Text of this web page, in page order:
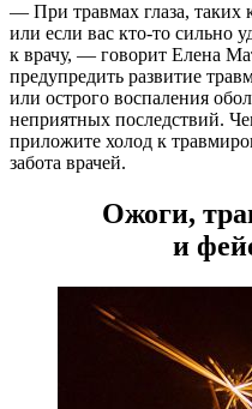
— При травмах глаза, таких
или если вас кто-то сильно
к врачу, — говорит Елена
предупредить развитие
или острого воспаления
неприятных последствий.
приложите холод к
забота врачей.
Ожоги,
и